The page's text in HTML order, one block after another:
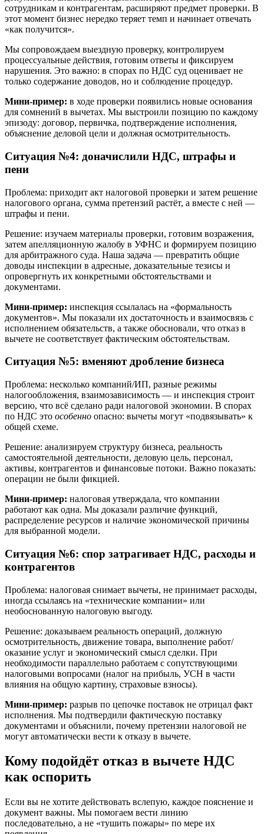
сотрудникам и контрагентам, расширяют предмет проверки. В
этот момент бизнес нередко теряет темп и начинает отвечать
«как получится».
Мы сопровождаем выездную проверку, контролируем
процессуальные действия, готовим ответы и фиксируем
нарушения. Это важно: в спорах по НДС суд оценивает не
только содержание доводов, но и соблюдение процедур.
Мини-пример: в ходе проверки появились новые основания
для сомнений в вычетах. Мы выстроили позицию по каждому
эпизоду: договор, первичка, подтверждение исполнения,
объяснение деловой цели и должная осмотрительность.
Ситуация №4: доначислили НДС, штрафы и
пени
Проблема: приходит акт налоговой проверки и затем решение
налогового органа, сумма претензий растёт, а вместе с ней —
штрафы и пени.
Решение: изучаем материалы проверки, готовим возражения,
затем апелляционную жалобу в УФНС и формируем позицию
для арбитражного суда. Наша задача — превратить общие
доводы инспекции в адресные, доказательные тезисы и
опровергнуть их конкретными обстоятельствами и
документами.
Мини-пример: инспекция ссылалась на «формальность
документов». Мы показали их достаточность и взаимосвязь с
исполнением обязательств, а также обосновали, что отказ в
вычете не соответствует фактическим обстоятельствам.
Ситуация №5: вменяют дробление бизнеса
Проблема: несколько компаний/ИП, разные режимы
налогообложения, взаимозависимость — и инспекция строит
версию, что всё сделано ради налоговой экономии. В спорах
по НДС это особенно опасно: вычеты могут «подвязывать» к
общей схеме.
Решение: анализируем структуру бизнеса, реальность
самостоятельной деятельности, деловую цель, персонал,
активы, контрагентов и финансовые потоки. Важно показать:
операции не были фикцией.
Мини-пример: налоговая утверждала, что компании
работают как одна. Мы доказали различие функций,
распределение ресурсов и наличие экономической причины
для выбранной модели.
Ситуация №6: спор затрагивает НДС, расходы и
контрагентов
Проблема: налоговая снимает вычеты, не принимает расходы,
иногда ссылаясь на «технические компании» или
необоснованную налоговую выгоду.
Решение: доказываем реальность операций, должную
осмотрительность, движение товара, выполнение работ/
оказание услуг и экономический смысл сделки. При
необходимости параллельно работаем с сопутствующими
налоговыми вопросами (налог на прибыль, УСН в части
влияния на общую картину, страховые взносы).
Мини-пример: разрыв по цепочке поставок не отрицал факт
исполнения. Мы подтвердили фактическую поставку
документами и объяснили, почему претензии налоговой не
могут автоматически вести к отказу в вычете.
Кому подойдёт отказ в вычете НДС
как оспорить
Если вы не хотите действовать вслепую, каждое пояснение и
документ важны. Мы помогаем вести линию
последовательно, а не «тушить пожары» по мере их